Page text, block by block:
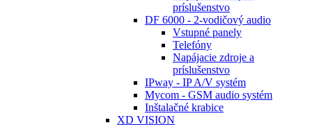
príslušenstvo
DF 6000 - 2-vodičový audio
Vstupné panely
Telefóny
Napájacie zdroje a
príslušenstvo
IPway - IP A/V systém
Mycom - GSM audio systém
Inštalačné krabice
XD VISION